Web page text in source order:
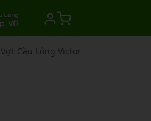
Vợt Cầu Lông Victor